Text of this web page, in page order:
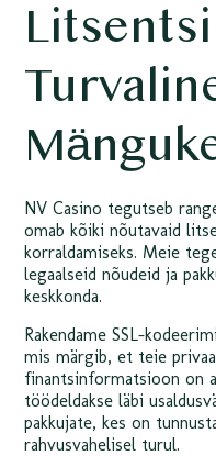
NV Casino tegutseb
omab kõiki nõutavaid
korraldamiseks. Meie
legaalseid nõudeid ja
keskkonda.
Rakendame SSL-
mis märgib, et teie
finantsinformatsioon on
töödeldakse läbi
pakkujate, kes on
rahvusvahelisel turul.